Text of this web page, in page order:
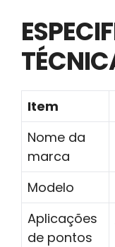
Item
Nome da
marca
Modelo
Aplicações
de pontos